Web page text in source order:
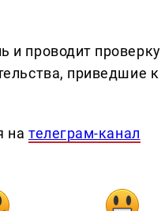
и проводит проверку
приведшие к
нателеграм-канал